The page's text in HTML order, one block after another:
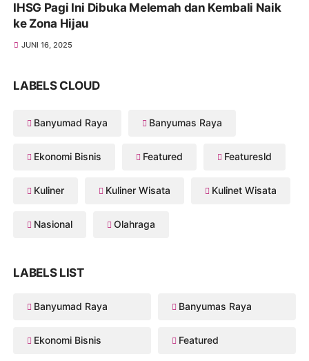
IHSG Pagi Ini Dibuka Melemah dan Kembali Naik
ke Zona Hijau
JUNI 16, 2025
LABELS CLOUD
Banyumad Raya Banyumas Raya
Ekonomi Bisnis Featured Featuresld
Kuliner Kuliner Wisata Kulinet Wisata
Nasional Olahraga
LABELS LIST
Banyumad Raya Banyumas Raya
Ekonomi Bisnis Featured